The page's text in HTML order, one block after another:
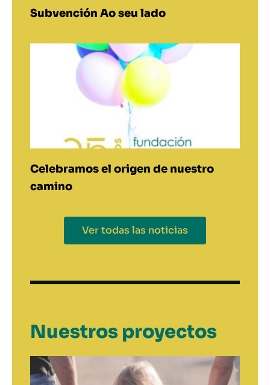
Subvención Ao seu lado
Celebramos el origen de nuestro
camino
Ver todas las noticias
Nuestros proyectos